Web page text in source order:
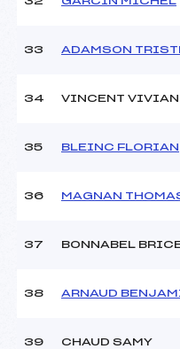
33 ADAMSON
34 VINCENT VIVIAN
35 BLEINC FLORIAN
36 MAGNAN
37 BONNABEL
38 ARNAUD
39 CHAUD SAMY